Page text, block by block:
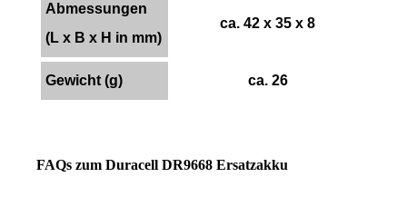
Abmessungen
(L x B x H in mm)
ca. 42 x 35 x 8
Gewicht (g) ca. 26
FAQs zum Duracell DR9668 Ersatzakku